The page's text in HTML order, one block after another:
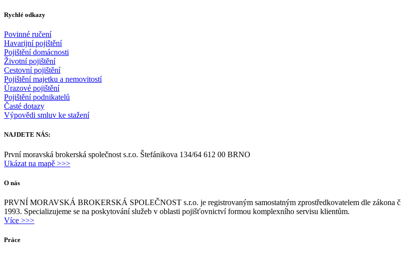
Rychlé odkazy
Povinné ručení
Havarijní pojištění
Pojištění domácnosti
Životní pojištění
Cestovní pojištění
Pojištění majetku a nemovitostí
Úrazové pojištění
Pojištění podnikatelů
Časté dotazy
Výpovědi smluv ke stažení
NAJDETE NÁS:
První moravská brokerská společnost s.r.o. Štefánikova 134/64 612 00 BRNO
Ukázat na mapě >>>
O nás
PRVNÍ MORAVSKÁ BROKERSKÁ SPOLEČNOST s.r.o. je registrovaným samostatným zprostředkovatelem dle zákona
1993. Specializujeme se na poskytování služeb v oblasti pojišťovnictví formou komplexního servisu klientům.
Více >>>
Práce